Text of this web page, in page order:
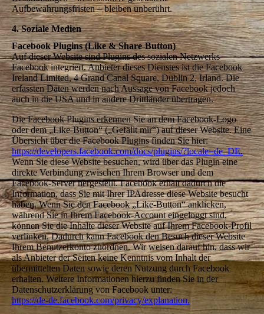
Aufbewahrungsfristen – bleiben unberührt.
4. Soziale Medien
Facebook Plugins (Like & Share-Button)
Auf dieser Website sind Plugins des sozialen Netzwerks
Facebook integriert. Anbieter dieses Dienstes ist die Facebook
Ireland Limited, 4 Grand Canal Square, Dublin 2, Irland. Die
erfassten Daten werden nach Aussage von Facebook jedoch
auch in die USA und in andere Drittländer übertragen.
Die Facebook Plugins erkennen Sie an dem Facebook-Logo
oder dem „Like-Button“ („Gefällt mir“) auf dieser Website. Eine
Übersicht über die Facebook Plugins finden Sie hier:
https://developers.facebook.com/docs/plugins/?locale=de_DE.
Wenn Sie diese Website besuchen, wird über das Plugin eine
direkte Verbindung zwischen Ihrem Browser und dem
Facebook-Server hergestellt. Facebook erhält dadurch die
Information, dass Sie mit Ihrer IPAdresse diese Website besucht
haben. Wenn Sie den Facebook „Like-Button“ anklicken,
während Sie in Ihrem Facebook-Account eingeloggt sind,
können Sie die Inhalte dieser Website auf Ihrem Facebook-Profil
verlinken. Dadurch kann Facebook den Besuch dieser Website
Ihrem Benutzerkonto zuordnen. Wir weisen darauf hin, dass wir
als Anbieter der Seiten keine Kenntnis vom Inhalt der
übermittelten Daten sowie deren Nutzung durch Facebook
erhalten. Weitere Informationen hierzu finden Sie in der
Datenschutzerklärung von Facebook unter:
https://de-de.facebook.com/privacy/explanation.